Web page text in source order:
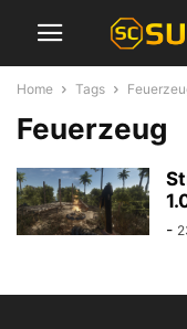
Home Tags
Feuerzeug
-